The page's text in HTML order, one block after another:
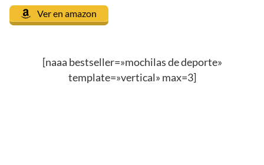
Ver en amazon
[naaa bestseller=»mochilas de deporte»
template=»vertical» max=3]